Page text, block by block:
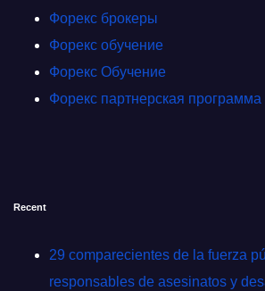
Форекс брокеры
Форекс обучение
Форекс Обучение
Форекс партнерская программа
Recent
29 comparecientes de la fuerza
responsables de asesinatos y